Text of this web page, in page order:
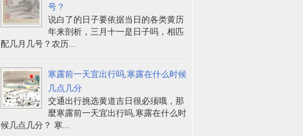
号？
说白了的日子要依据当日的各类黄历
年来剖析，三月十一是日子吗，相匹
配几月几号？农历...
寒露前一天宜出行吗,寒露在什么时候
几点几分
交通出行挑选黄道吉日很必须哦，那
麼寒露前一天宜出行吗,寒露在什么时
候几点几分？ 寒...